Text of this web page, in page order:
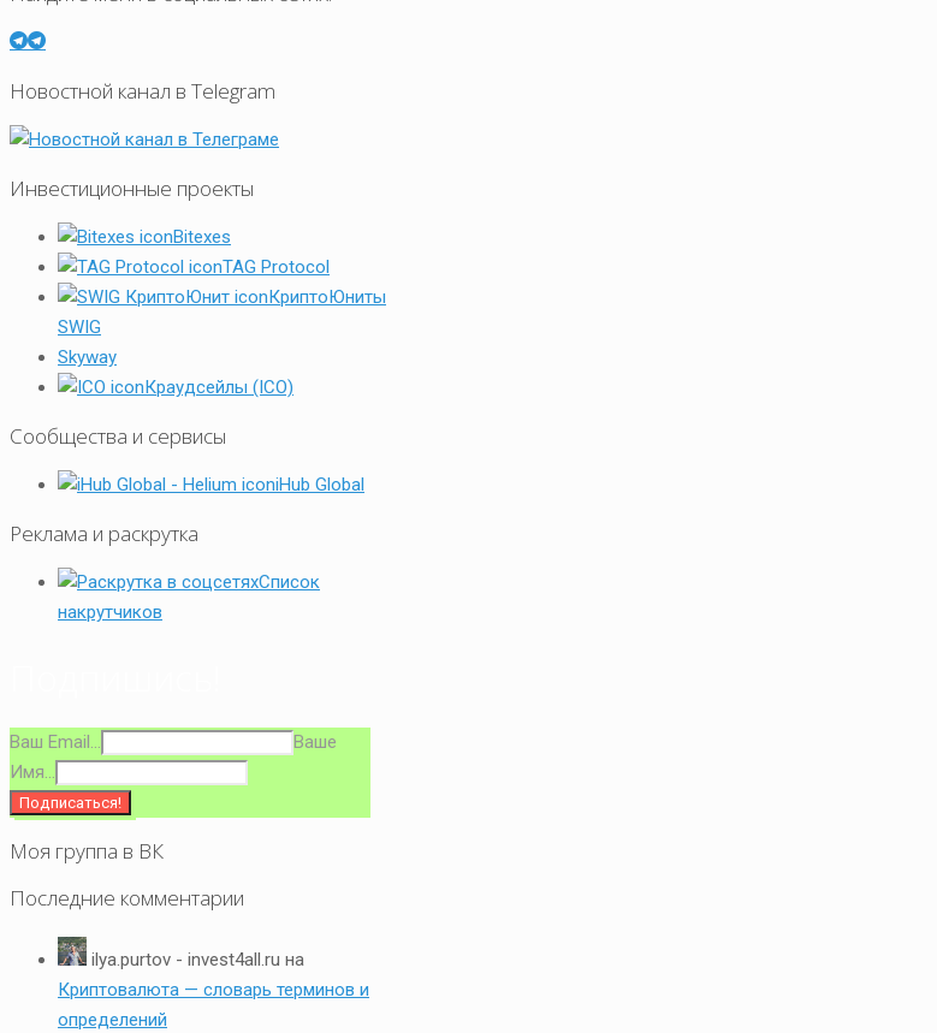
Новостной канал в Telegram
Инвестиционные проекты
Bitexes
TAG Protocol
КриптоЮниты
SWIG
Skyway
Краудсейлы (ICO)
Сообщества и сервисы
iHub Global
Реклама и раскрутка
Список
накрутчиков
Ваш Email...
Ваше
Имя...
Моя группа в ВК
Последние комментарии
ilya.purtov - invest4all.ru на
Криптовалюта — словарь терминов и
определений